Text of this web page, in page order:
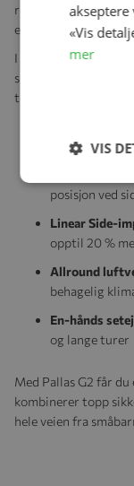
reduseres risikoen
enkelt medett klikk
I årevis har Cybex
småbarnsalder til
til Pallas G i-Size og
Støtskjold
kraften ved
posisjon ved
Linear Side-
opptil 20 %
Allround
behagelig
En-hånds
og lange turer
Med Pallas G2 får
kombinerer topp
hele veien fra
«Vis
mer
VIS